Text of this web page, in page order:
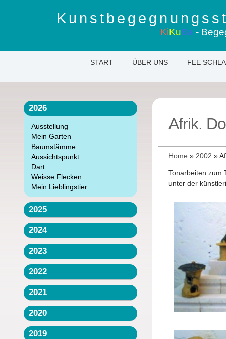
KiKuBa -
START ÜBER UNS FEE
2026
Ausstellung
Mein Garten
Baumstämme
Aussichtspunkt
Dart
Weisse Flecken
Mein Lieblingstier
2025
2024
2023
2022
2021
2020
2019
Afrik.
Home » 2002 »
Tonarbeiten zum
unter der